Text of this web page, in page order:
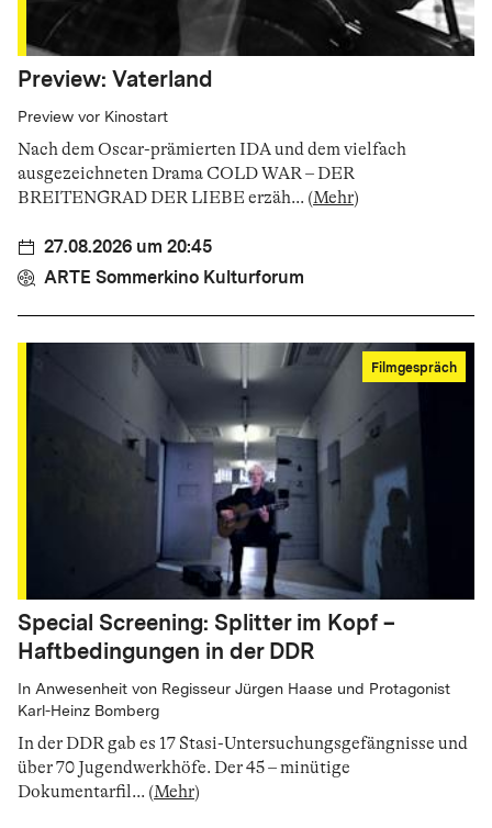
Preview: Vaterland
Preview vor Kinostart
Nach dem Oscar-prämierten IDA und dem vielfach
ausgezeichneten Drama COLD WAR – DER
BREITENGRAD DER LIEBE erzäh... (Mehr)
27.08.2026 um 20:45
ARTE Sommerkino Kulturforum
Filmgespräch
Special Screening: Splitter im Kopf –
Haftbedingungen in der DDR
In Anwesenheit von Regisseur Jürgen Haase und Protagonist
Karl-Heinz Bomberg
In der DDR gab es 17 Stasi-Untersuchungsgefängnisse und
über 70 Jugendwerkhöfe. Der 45 – minütige
Dokumentarfil... (Mehr)